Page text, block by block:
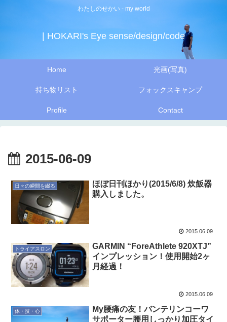
わたしのせかい - my world
| HOKARI's Eye sense/design/code
Home 光画(写真)
持ち物リスト フォックスキャンプ
Profile Contact
2015-06-09
日々の瞬間を綴る
ほぼ日刊ほかり(2015/6/8) 炊飯器
購入しました。
2015.06.09
トライアスロン
GARMIN “ForeAthlete 920XTJ”
インプレッション！使用開始2ヶ
月経過！
2015.06.09
体・技・心
My腰痛の友！バンテリンコーワ
サポーター腰用しっかり加圧タイ